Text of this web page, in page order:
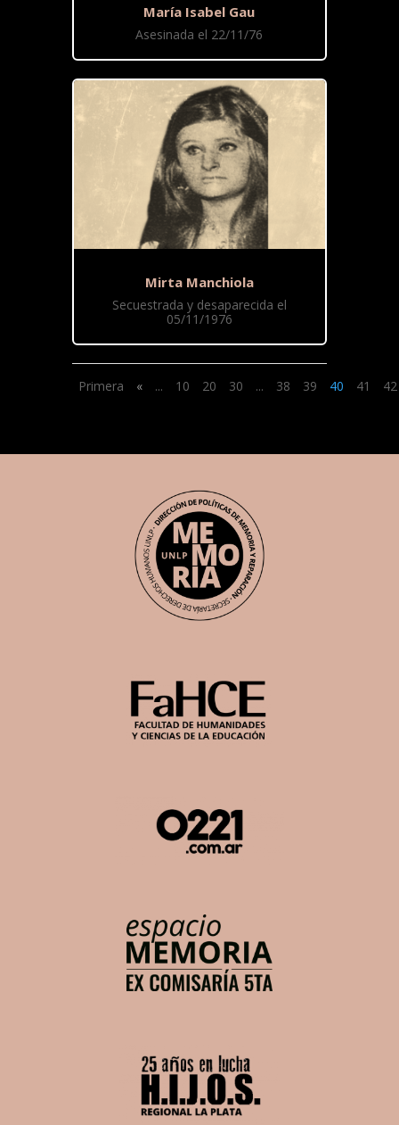
María Isabel Gau
Asesinada el 22/11/76
Mirta Manchiola
Secuestrada y desaparecida el
05/11/1976
Primera « ... 10 20 30 ... 38 39 40 41 42